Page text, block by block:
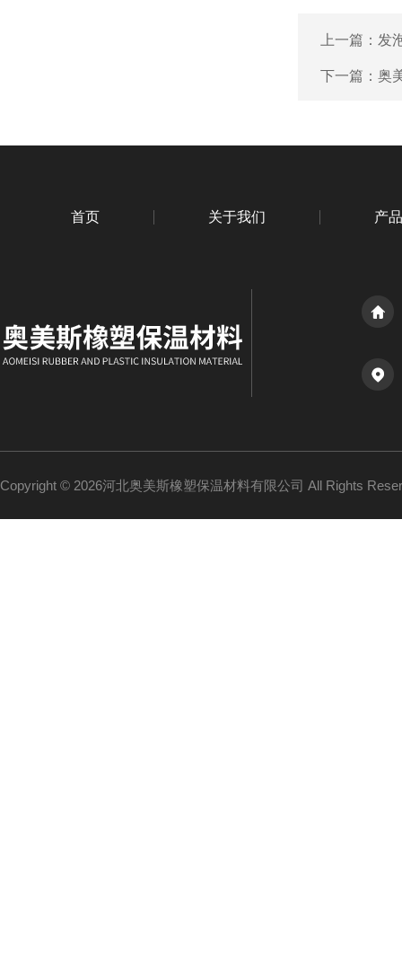
上一篇： 发
下一篇： 奥
首页 关于我们 产
Copyright © 2026河北奥美斯橡塑保温材料有限公司 All Rights